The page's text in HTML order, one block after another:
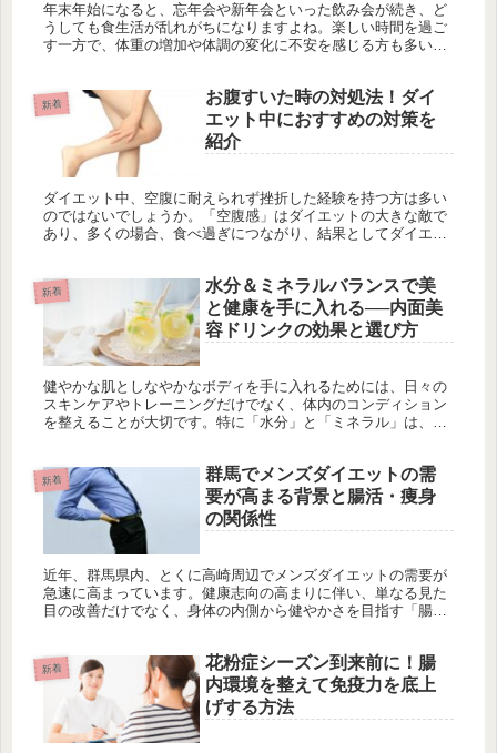
年末年始になると、忘年会や新年会といった飲み会が続き、ど
うしても食生活が乱れがちになりますよね。楽しい時間を過ご
す一方で、体重の増加や体調の変化に不安を感じる方も多いの
新着
お腹すいた時の対処法！ダイ
エット中におすすめの対策を
紹介
ダイエット中、空腹に耐えられず挫折した経験を持つ方は多い
のではないでしょうか。「空腹感」はダイエットの大きな敵で
あり、多くの場合、食べ過ぎにつながり、結果としてダイエッ
新着
水分＆ミネラルバランスで美
と健康を手に入れる──内面美
容ドリンクの効果と選び方
健やかな肌としなやかなボディを手に入れるためには、日々の
スキンケアやトレーニングだけでなく、体内のコンディション
を整えることが大切です。特に「水分」と「ミネラル」は、細
新着
群馬でメンズダイエットの需
要が高まる背景と腸活・痩身
の関係性
近年、群馬県内、とくに高崎周辺でメンズダイエットの需要が
急速に高まっています。健康志向の高まりに伴い、単なる見た
目の改善だけでなく、身体の内側から健やかさを目指す「腸
新着
花粉症シーズン到来前に！腸
内環境を整えて免疫力を底上
げする方法